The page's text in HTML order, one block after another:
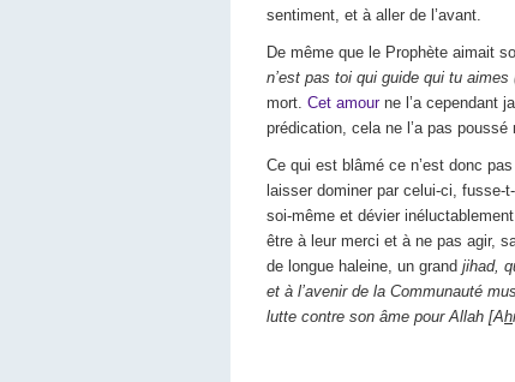
sentiment, et à aller de l’avant.
De même que le Prophète aimait
n’est pas toi qui guide qui tu
mort. Cet amourne l’a cependant
prédication, cela ne l’a pas
Ce qui est blâmé ce n’est donc
laisser dominer par celui-ci, fusse-
soi-même et dévier
être à leur merci et à ne pas agir,
de longue haleine, un grand jihad,
et à l’avenir de la Communauté
lutte contre son âme pour Allah [Ah